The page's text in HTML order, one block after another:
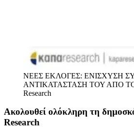
ΝΕΕΣ ΕΚΛΟΓΕΣ: ΕΝΙΣΧΥΣΗ
ΑΝΤΙΚΑΤΑΣΤΑΣΗ ΤΟΥ ΑΠΟ
Research
Ακολουθεί ολόκληρη τη
Research